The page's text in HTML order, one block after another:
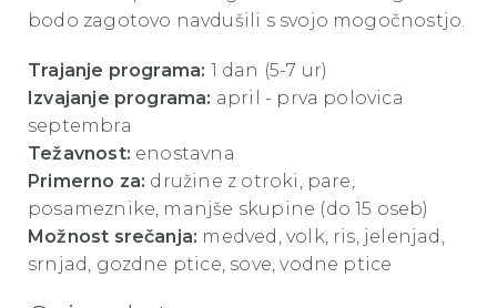
bodo zagotovo navdušili s svojo mogočnostjo.
Trajanje programa: 1 dan (5-7 ur)
Izvajanje programa: april - prva polovica
septembra
Težavnost: enostavna
Primerno za: družine z otroki, pare,
posameznike, manjše skupine (do 15 oseb)
Možnost srečanja: medved, volk, ris, jelenjad,
srnjad, gozdne ptice, sove, vodne ptice